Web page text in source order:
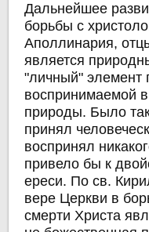
Дальнейшее
борьбы с
Аполлинария,
является
"личный" элемент
воспринимаемой
природы. Было
принял
воспринял
привело бы к
ереси. По св.
вере Церкви в
смерти Христа